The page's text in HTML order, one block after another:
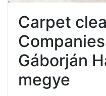
Carpet
Gáborján
megye